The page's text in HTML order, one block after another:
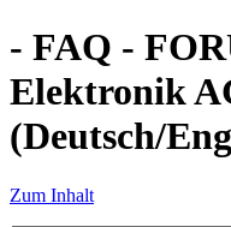
- FAQ -
Elektronik
(Deutsch/
Zum Inhalt